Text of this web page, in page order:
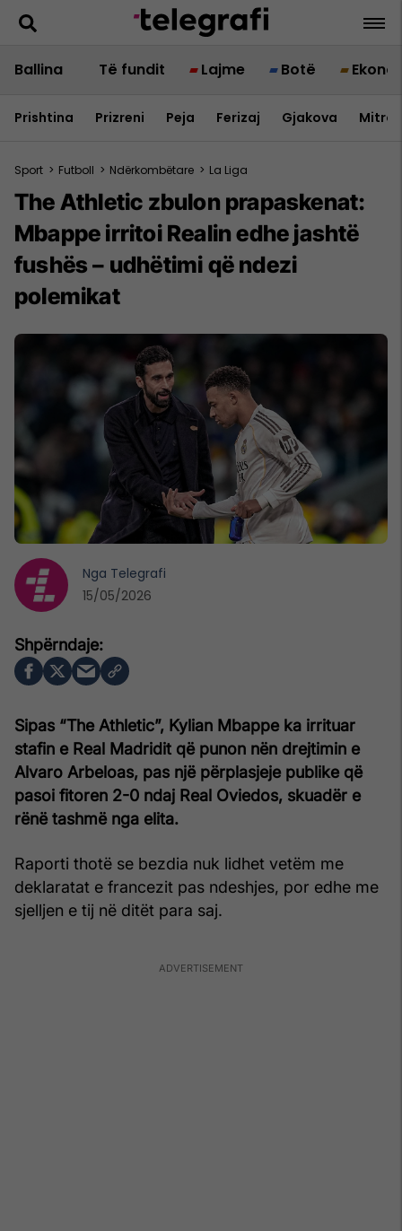
Ballina Të fundit Lajme Botë
Prishtina Prizreni Peja Ferizaj Gjakova
Sport > Futboll > Ndërkombëtare > La Liga
The Athletic zbulon prapaskenat:
Mbappe irritoi Realin edhe jashtë
fushës – udhëtimi që ndezi
polemikat
Sipas “The Athletic”, Kylian Mbappe ka irrituar
stafin e Real Madridit që punon nën drejtimin e
Alvaro Arbeloas, pas një përplasjeje publike që
pasoi fitoren 2-0 ndaj Real Oviedos, skuadër e
rënë tashmë nga elita.
Raporti thotë se bezdia nuk lidhet vetëm me
deklaratat e francezit pas ndeshjes, por edhe me
sjelljen e tij në ditët para saj.
Nga Telegrafi
15/05/2026